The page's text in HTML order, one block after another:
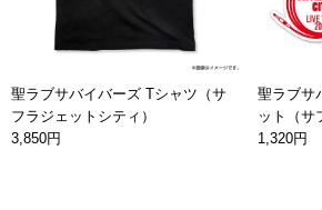
聖ラブサバイバーズ Tシャツ（サ
フラジェットシティ）
3,850円
聖ラブサ
ット（サ
1,320円